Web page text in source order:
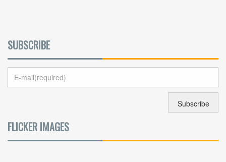
SUBSCRIBE
FLICKER IMAGES